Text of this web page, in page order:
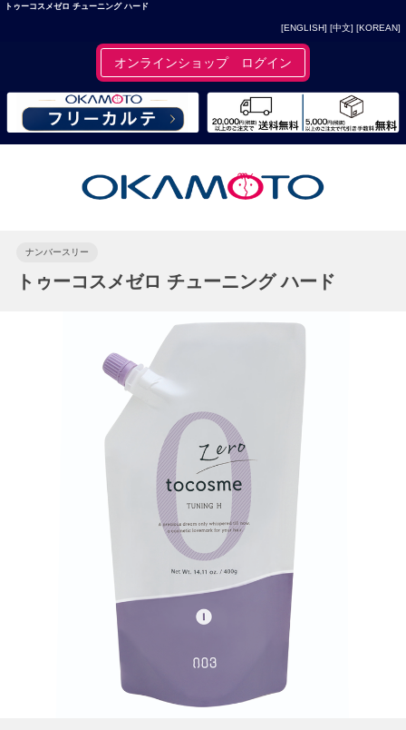
トゥーコスメゼロ チューニング ハード
[ENGLISH] [中文] [KOREAN]
オンラインショップ ログイン
ナンバースリー
トゥーコスメゼロ チューニング ハード